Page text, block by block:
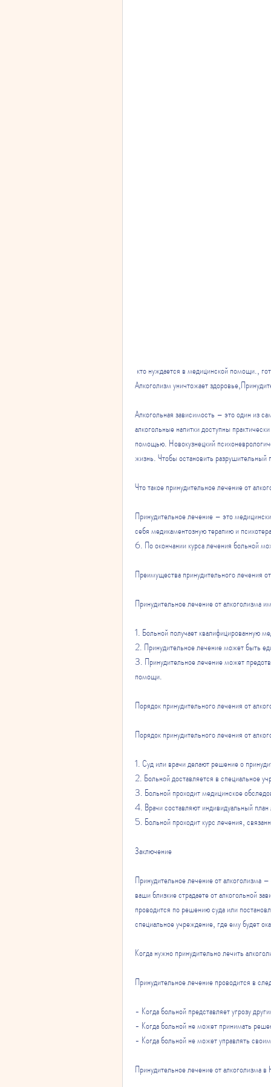
Алкоголизм уничтожает
Алкогольная зависимость – это один из
алкогольные напитки доступны
помощью. Новокузнецкий
жизнь. Чтобы остановить
Что такое принудительное лечение от
Принудительное лечение – это
себя медикаментозную терапию и
6. По окончании курса лечения больной
Преимущества принудительного лечения
Принудительное лечение от алкоголизма
1. Больной получает квалифицированную
2. Принудительное лечение может быть
3. Принудительное лечение может
помощи.
Порядок принудительного лечения от
Порядок принудительного лечения от
1. Суд или врачи делают решение о
2. Больной доставляется в специальное
3. Больной проходит медицинское
4. Врачи составляют индивидуальный
5. Больной проходит курс лечения,
Заключение
Принудительное лечение от алкоголизма
ваши близкие страдаете от алкогольной
проводится по решению суда или
специальное учреждение, где ему будет
Когда нужно принудительно лечить
Принудительное лечение проводится в
- Когда больной представляет угрозу
- Когда больной не может принимать
- Когда больной не может управлять
Принудительное лечение от алкоголизма в